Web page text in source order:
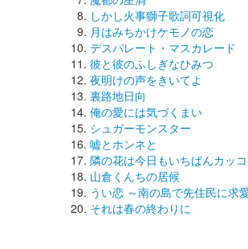
しかし火事獅子歌詞可視化
月はみちかけケモノの恋
デスパレート・マスカレード
彼と彼のふしぎなひみつ
夜明けの声をきいてよ
裏路地日向
俺の愛には気づくまい
シュガーモンスター
嘘とホンネと
隣の花は今日もいちばんカッ
山倉くんちの居候
うい恋 ～南の島で先住民に求
それは春の終わりに